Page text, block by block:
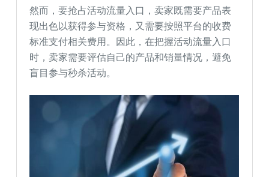
然而，要抢占活动流量入口，卖家既需要产品表
现出色以获得参与资格，又需要按照平台的收费
标准支付相关费用。因此，在把握活动流量入口
时，卖家需要评估自己的产品和销量情况，避免
盲目参与秒杀活动。